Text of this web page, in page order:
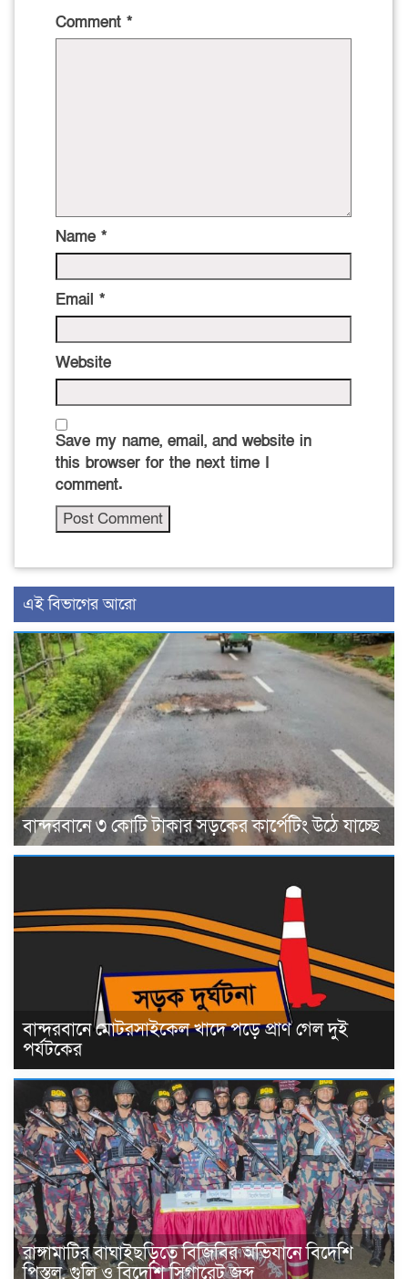
Comment *
Name *
Email *
Website
Save my name, email, and website in
this browser for the next time I
comment.
এই বিভাগের আরো
বান্দরবানে ৩ কোটি টাকার সড়কের কার্পেটিং উঠে যাচ্ছে
বান্দরবানে মোটরসাইকেল খাদে পড়ে প্রাণ গেল দুই
পর্যটকের
রাঙ্গামাটির বাঘাইছড়িতে বিজিবির অভিযানে বিদেশি
পিস্তল, গুলি ও বিদেশি সিগারেট জব্দ